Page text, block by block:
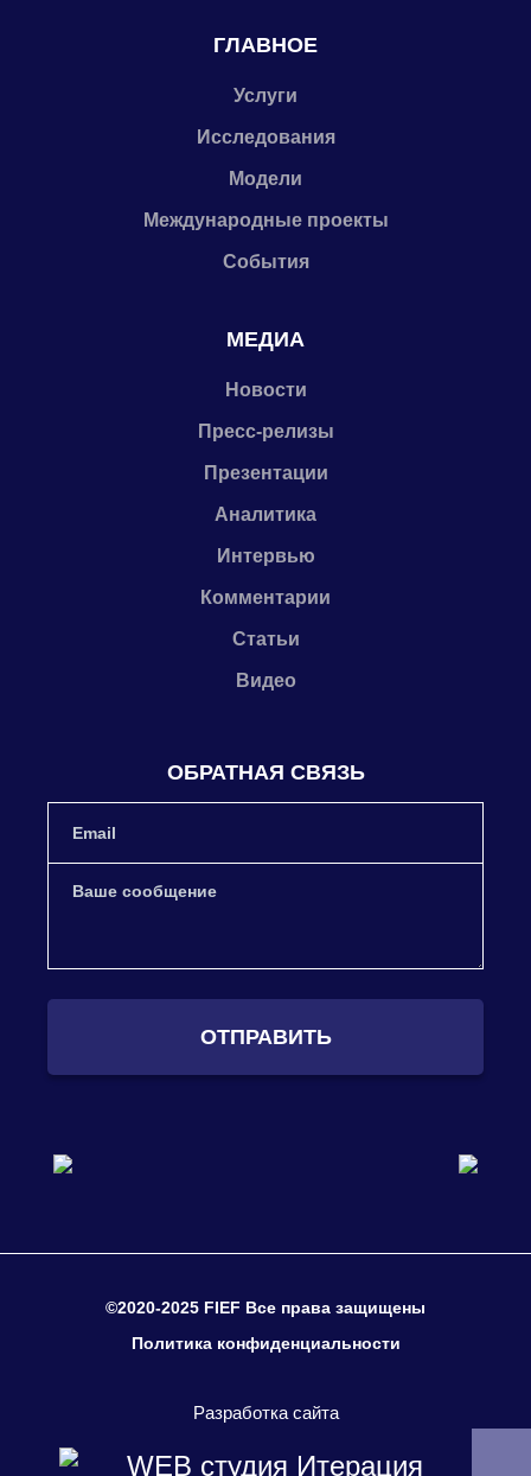
ГЛАВНОЕ
Услуги
Исследования
Модели
Международные проекты
События
МЕДИА
Новости
Пресс-релизы
Презентации
Аналитика
Интервью
Комментарии
Статьи
Видео
ОБРАТНАЯ СВЯЗЬ
ОТПРАВИТЬ
©2020-2025 FIEF Все права защищены
Политика конфиденциальности
Разработка сайта